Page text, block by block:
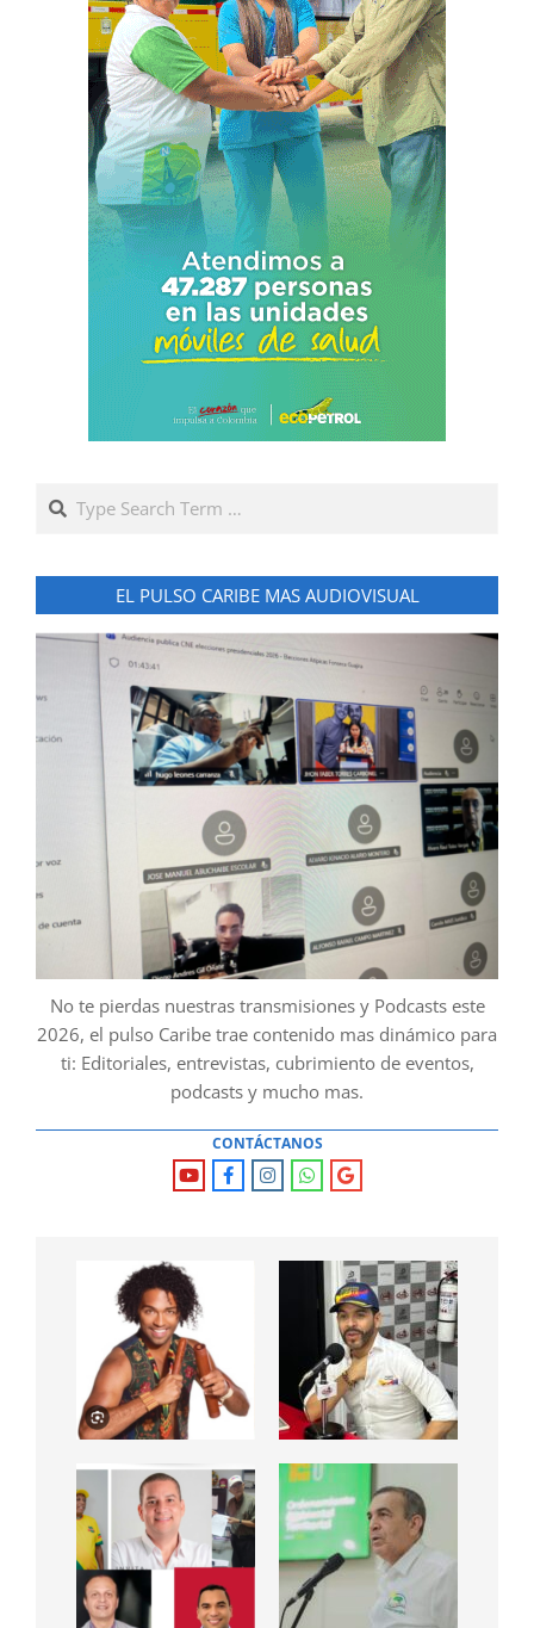
Search
EL PULSO CARIBE MAS AUDIOVISUAL
No te pierdas nuestras transmisiones y Podcasts este
2026, el pulso Caribe trae contenido mas dinámico para
ti: Editoriales, entrevistas, cubrimiento de eventos,
podcasts y mucho mas.
CONTÁCTANOS